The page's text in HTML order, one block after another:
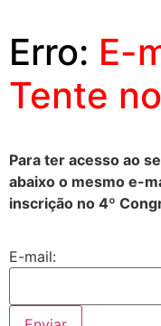
Erro: E-
Tente
Para ter acesso ao
abaixo o mesmo e-
inscrição no 4º
E-mail: